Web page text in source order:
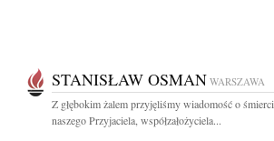
STANISŁAW OSMAN WARSZAWA
Z głębokim żalem przyjęliśmy wiadomość o śmierci
naszego Przyjaciela, współzałożyciela...